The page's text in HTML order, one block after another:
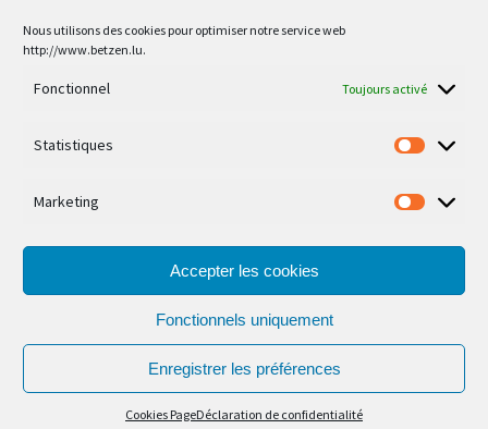
Nous utilisons des cookies pour optimiser notre service web
http://www.betzen.lu.
Fonctionnel Toujours activé
Statistiques
Marketing
Accepter les cookies
Fonctionnels uniquement
Enregistrer les préférences
Cookies PageDéclaration de confidentialité
Follow us on social media
© Ferronnerie d'Art Nico Betzen 2026.